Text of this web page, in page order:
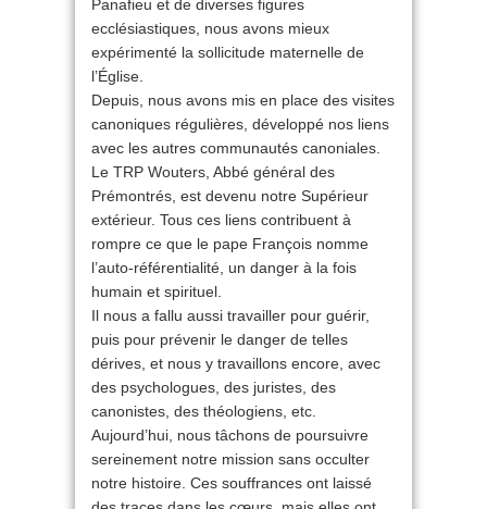
Panafieu et de diverses figures
ecclésiastiques, nous avons mieux
expérimenté la sollicitude maternelle de
l’Église.
Depuis, nous avons mis en place des visites
canoniques régulières, développé nos liens
avec les autres communautés canoniales.
Le TRP Wouters, Abbé général des
Prémontrés, est devenu notre Supérieur
extérieur. Tous ces liens contribuent à
rompre ce que le pape François nomme
l’auto-référentialité, un danger à la fois
humain et spirituel.
Il nous a fallu aussi travailler pour guérir,
puis pour prévenir le danger de telles
dérives, et nous y travaillons encore, avec
des psychologues, des juristes, des
canonistes, des théologiens, etc.
Aujourd’hui, nous tâchons de poursuivre
sereinement notre mission sans occulter
notre histoire. Ces souffrances ont laissé